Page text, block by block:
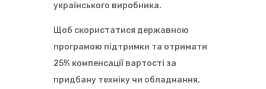
українського виробника.
Щоб скористатися державною
програмою підтримки та отримати
25% компенсації вартості за
придбану техніку чи обладнання,